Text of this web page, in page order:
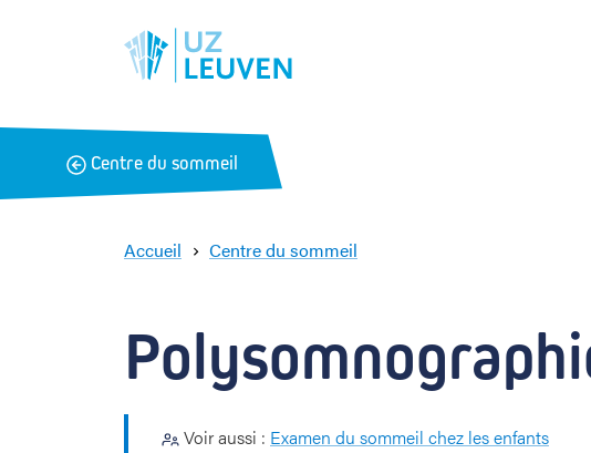
B
a
Centre du sommeil
Accueil Centre du sommeil
y
s
n
Voir aussi : Examen du sommeil chez les enfants